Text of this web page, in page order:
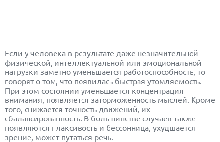
Если у человека в результате даже незначительной
физической, интеллектуальной или эмоциональной
нагрузки заметно уменьшается работоспособность, то
говорят о том, что появилась быстрая утомляемость.
При этом состоянии уменьшается концентрация
внимания, появляется заторможенность мыслей. Кроме
того, снижается точность движений, их
сбалансированность. В большинстве случаев также
появляются плаксивость и бессонница, ухудшается
зрение, может путаться речь.